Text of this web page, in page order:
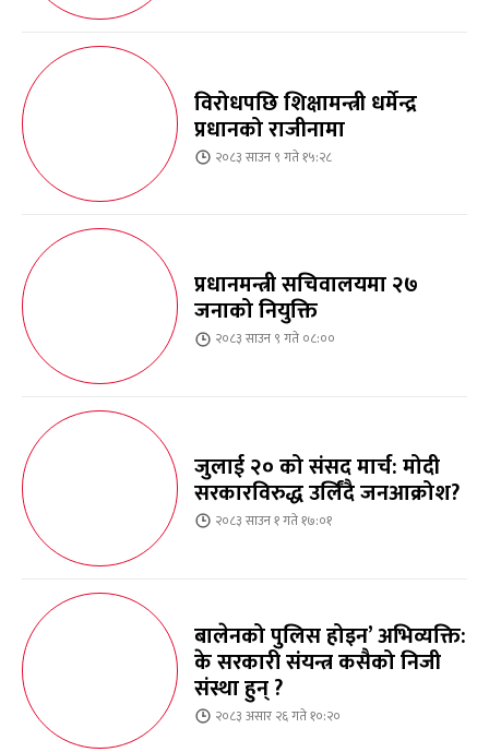
विरोधपछि शिक्षामन्त्री धर्मेन्द्र
प्रधानको राजीनामा
२०८३ साउन ९ गते १५:२८
प्रधानमन्त्री सचिवालयमा २७
जनाको नियुक्ति
२०८३ साउन ९ गते ०८:००
जुलाई २० को संसद मार्च: मोदी
सरकारविरुद्ध उर्लिंदै जनआक्रोश?
२०८३ साउन १ गते १७:०१
बालेनको पुलिस होइन’ अभिव्यक्ति:
के सरकारी संयन्त्र कसैको निजी
संस्था हुन् ?
२०८३ असार २६ गते १०:२०